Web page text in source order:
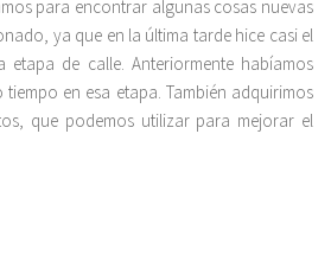
para encontrar algunas cosas nuevas
ya que en la última tarde hice casi el
de calle. Anteriormente habíamos
en esa etapa. También adquirimos
que podemos utilizar para mejorar el